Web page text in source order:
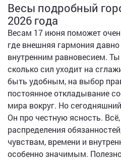
Весы подробный
2026 года
Весам 17 июня поможет
где внешняя гармония
внутренним равновесием.
сколько сил уходит на
быть удобным, на выбор
постоянное откладывание
мира вокруг. Но
Он про честную ясность.
распределения
чувствам, времени и
особенно значимым.